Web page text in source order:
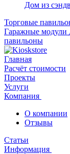
Дом из
Торговые
Гаражные модули
павильоны
Главная
Расчёт стоимости
Проекты
Услуги
Компания
О компании
Отзывы
Статьи
Информация